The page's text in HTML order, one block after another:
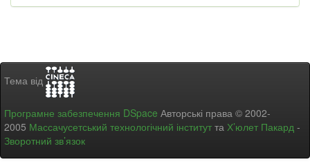
Тема від
Програмне забезпечення DSpace Авторські права © 2002-
2005 Массачусетський технологічний інститут та Х’юлет Пакард -
Зворотний зв’язок